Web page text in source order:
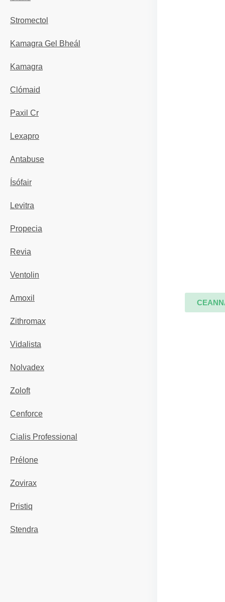
Stromectol
Kamagra Gel Bheál
Kamagra
Clómaid
Paxil Cr
Lexapro
Antabuse
Ísófair
Levitra
Propecia
Revia
Ventolin
Amoxil
Zithromax
Vidalista
Nolvadex
Zoloft
Cenforce
Cialis Professional
Prélone
Zovirax
Pristiq
Stendra